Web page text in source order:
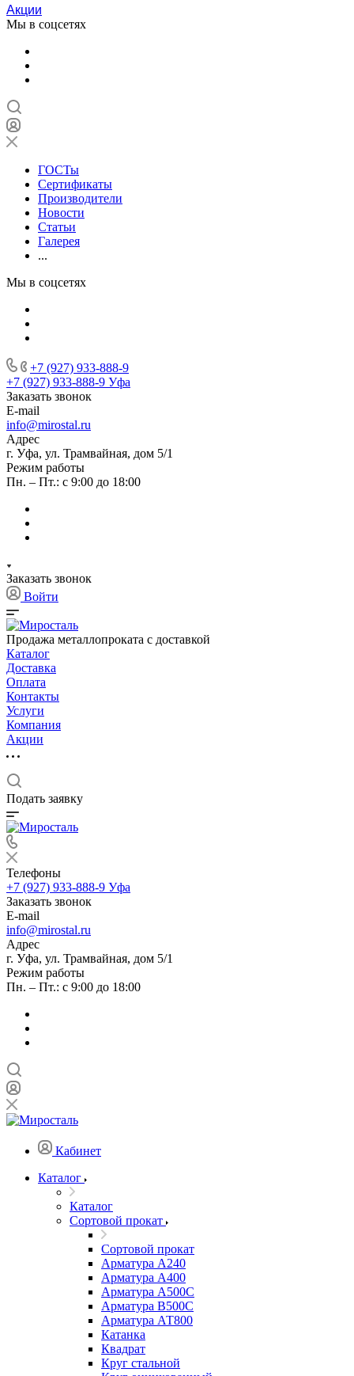
Акции
Мы в соцсетях
ГОСТы
Сертификаты
Производители
Новости
Статьи
Галерея
...
Мы в соцсетях
+7 (927) 933-888-9
+7 (927) 933-888-9 Уфа
Заказать звонок
E-mail
info@mirostal.ru
Адрес
г. Уфа, ул. Трамвайная, дом 5/1
Режим работы
Пн. – Пт.: с 9:00 до 18:00
Заказать звонок
Войти
Продажа металлопроката с доставкой
Каталог
Доставка
Оплата
Контакты
Услуги
Компания
Акции
Подать заявку
Телефоны
+7 (927) 933-888-9 Уфа
Заказать звонок
E-mail
info@mirostal.ru
Адрес
г. Уфа, ул. Трамвайная, дом 5/1
Режим работы
Пн. – Пт.: с 9:00 до 18:00
Кабинет
Каталог
Каталог
Сортовой прокат
Сортовой прокат
Арматура А240
Арматура А400
Арматура А500C
Арматура В500С
Арматура АТ800
Катанка
Квадрат
Круг стальной